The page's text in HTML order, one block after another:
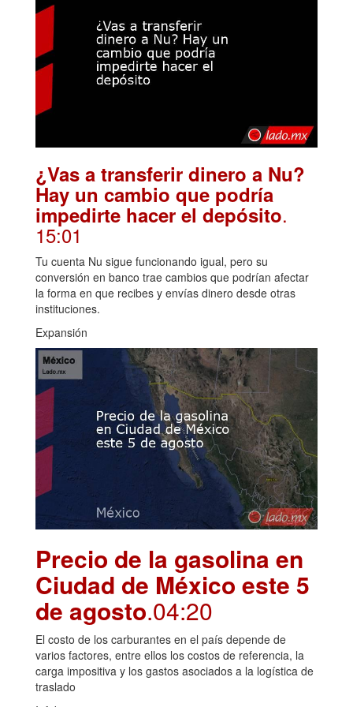
¿Vas a transferir dinero a Nu?
Hay un cambio que podría
impedirte hacer el depósito.
15:01
Tu cuenta Nu sigue funcionando igual, pero su
conversión en banco trae cambios que podrían afectar
la forma en que recibes y envías dinero desde otras
instituciones.
Expansión
Precio de la gasolina en
Ciudad de México este 5
de agosto.04:20
El costo de los carburantes en el país depende de
varios factores, entre ellos los costos de referencia, la
carga impositiva y los gastos asociados a la logística de
traslado